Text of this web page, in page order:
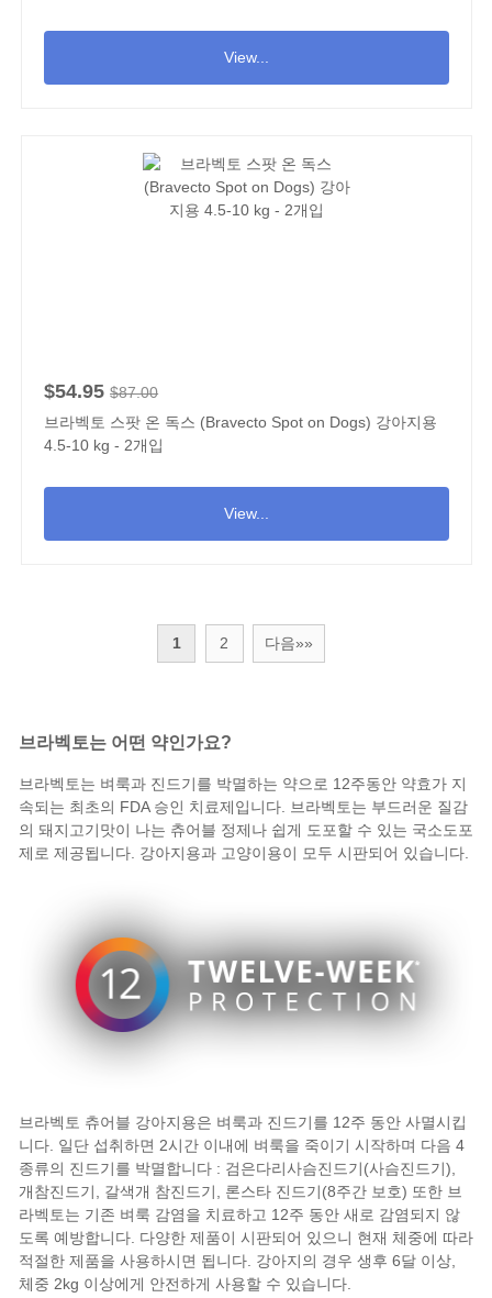
브라벡토는 어떤 약인가요?
브라벡토는 벼룩과 진드기를 박멸하는 약으로 12주동안 약효가 지
속되는 최초의 FDA 승인 치료제입니다. 브라벡토는 부드러운 질감
의 돼지고기맛이 나는 츄어블 정제나 쉽게 도포할 수 있는 국소도포
제로 제공됩니다. 강아지용과 고양이용이 모두 시판되어 있습니다.
브라벡토 츄어블 강아지용은 벼룩과 진드기를 12주 동안 사멸시킵
니다. 일단 섭취하면 2시간 이내에 벼룩을 죽이기 시작하며 다음 4
종류의 진드기를 박멸합니다 : 검은다리사슴진드기(사슴진드기),
개참진드기, 갈색개 참진드기, 론스타 진드기(8주간 보호) 또한 브
라벡토는 기존 벼룩 감염을 치료하고 12주 동안 새로 감염되지 않
도록 예방합니다. 다양한 제품이 시판되어 있으니 현재 체중에 따라
적절한 제품을 사용하시면 됩니다. 강아지의 경우 생후 6달 이상,
체중 2kg 이상에게 안전하게 사용할 수 있습니다.
View...
$54.95 $87.00
브라벡토 스팟 온 독스 (Bravecto Spot on Dogs) 강아지용
4.5-10 kg - 2개입
View...
1 2 다음»»